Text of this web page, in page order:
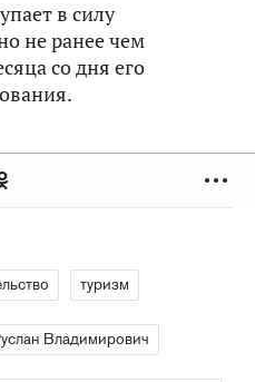
в силу
не ранее чем
со дня его
туризм
Владимирович